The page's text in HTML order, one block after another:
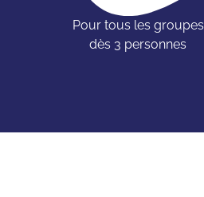
Pour tous les groupes
dès 3 personnes